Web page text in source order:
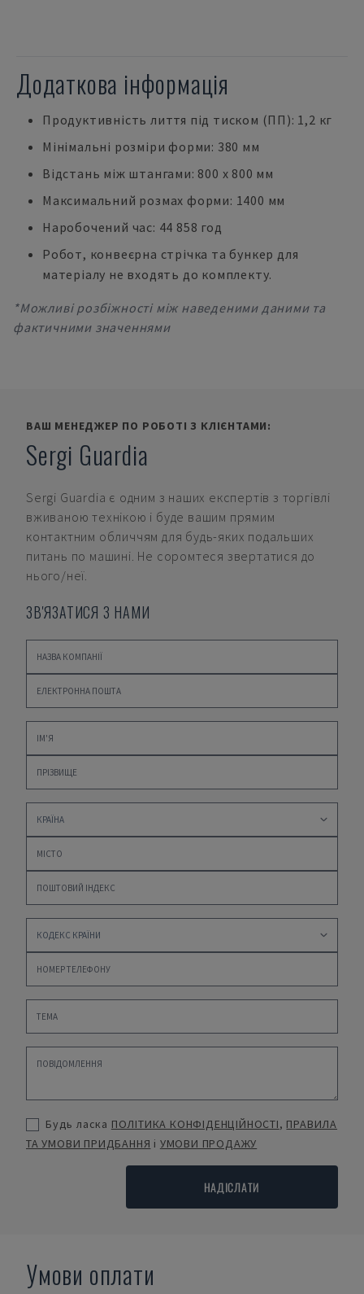
Додаткова інформація
Продуктивність лиття під тиском (ПП): 1,2 кг
Мінімальні розміри форми: 380 мм
Відстань між штангами: 800 x 800 мм
Максимальний розмах форми: 1400 мм
Наробочений час: 44 858 год
Робот, конвеєрна стрічка та бункер для
матеріалу не входять до комплекту.
*Можливі розбіжності між наведеними даними та
фактичними значеннями
ВАШ МЕНЕДЖЕР ПО РОБОТІ З КЛІЄНТАМИ:
Sergi Guardia
Sergi Guardia є одним з наших експертів з торгівлі
вживаною технікою і буде вашим прямим
контактним обличчям для будь-яких подальших
питань по машині. Не соромтеся звертатися до
нього/неї.
ЗВ'ЯЗАТИСЯ З НАМИ
Будь ласка ПОЛІТИКА КОНФІДЕНЦІЙНОСТІ, ПРАВИЛА
ТА УМОВИ ПРИДБАННЯ і УМОВИ ПРОДАЖУ
НАДІСЛАТИ
Умови оплати